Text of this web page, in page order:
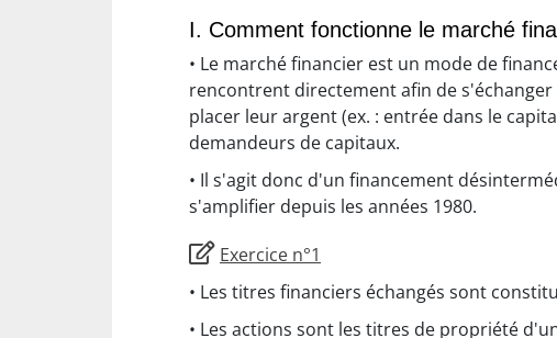
I. Comment fonctionne le marché
• Le marché financier est un mode de
rencontrent directement afin de s'échanger
placer leur argent (ex. : entrée dans le
demandeurs de capitaux.
• Il s'agit donc d'un financement
s'amplifier depuis les années 1980.
Exercice n°1
• Les titres financiers échangés sont
• Les actions sont les titres de propriété